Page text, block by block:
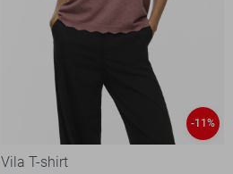
-11%
Vila T-shirt